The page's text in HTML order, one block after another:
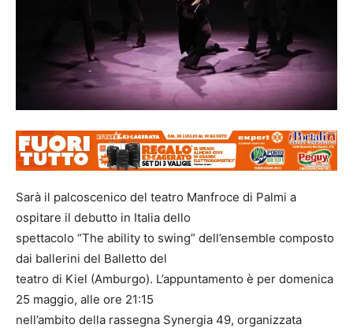
Sarà il palcoscenico del teatro Manfroce di Palmi a
ospitare il debutto in Italia dello
spettacolo “The ability to swing” dell’ensemble composto
dai ballerini del Balletto del
teatro di Kiel (Amburgo). L’appuntamento è per domenica
25 maggio, alle ore 21:15
nell’ambito della rassegna Synergia 49, organizzata